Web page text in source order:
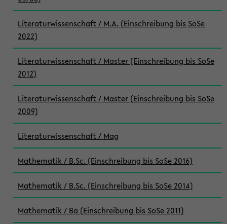
Literaturwissenschaft / M.A. (Einschreibung bis SoSe
2022)
Literaturwissenschaft / Master (Einschreibung bis SoSe
2012)
Literaturwissenschaft / Master (Einschreibung bis SoSe
2009)
Literaturwissenschaft / Mag
Mathematik / B.Sc. (Einschreibung bis SoSe 2016)
Mathematik / B.Sc. (Einschreibung bis SoSe 2014)
Mathematik / Ba (Einschreibung bis SoSe 2011)